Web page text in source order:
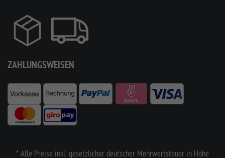
ZAHLUNGSWEISEN
* Alle Preise inkl. gesetzlicher deutscher Mehrwertsteuer in Höhe